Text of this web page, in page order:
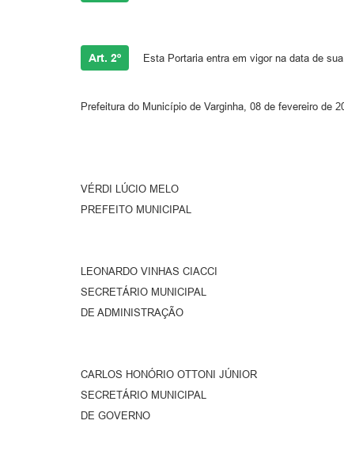
Art. 2º Esta Portaria entra em vigor na data de
Prefeitura do Município de Varginha, 08 de fevereiro de
VÉRDI LÚCIO MELO
PREFEITO MUNICIPAL
LEONARDO VINHAS CIACCI
SECRETÁRIO MUNICIPAL
DE ADMINISTRAÇÃO
CARLOS HONÓRIO OTTONI JÚNIOR
SECRETÁRIO MUNICIPAL
DE GOVERNO